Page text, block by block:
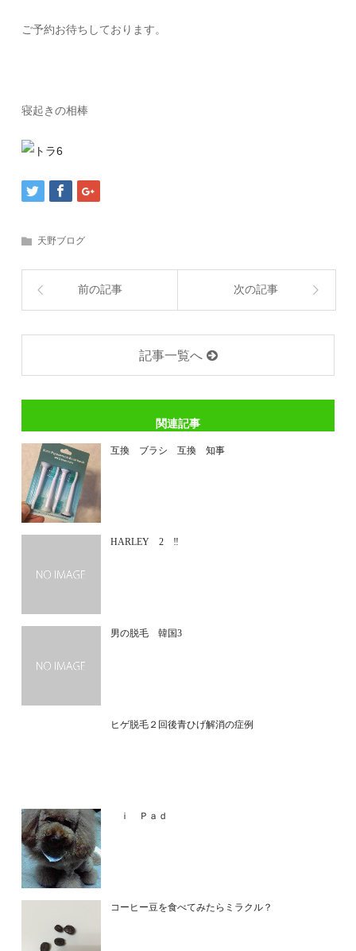
ご予約お待ちしております。
寝起きの相棒
天野ブログ
前の記事 次の記事
記事一覧へ
関連記事
互換 ブラシ 互換 知事
HARLEY 2 ‼
男の脱毛 韓国3
ヒゲ脱毛２回後青ひげ解消の症例
ｉ Ｐａｄ
コーヒー豆を食べてみたらミラクル？